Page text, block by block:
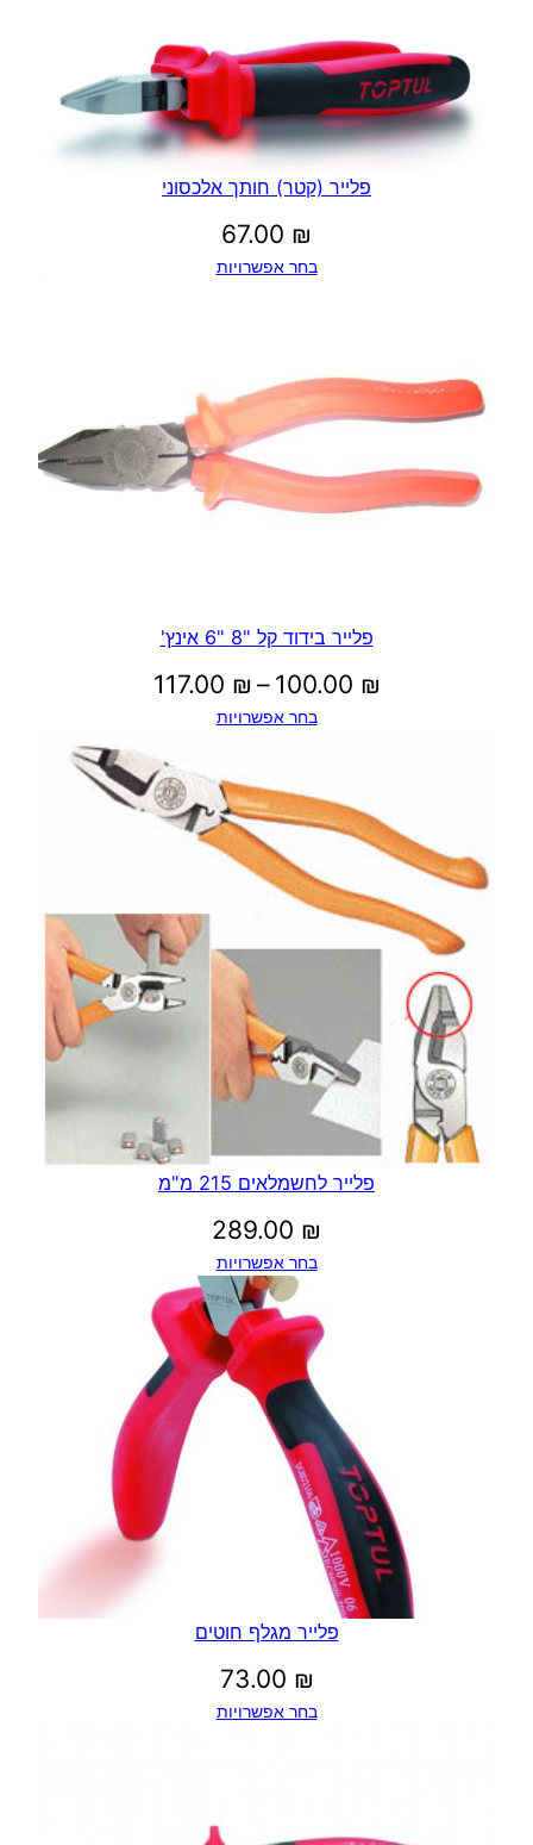
פלייר (קטר) חותך אלכסוני
67.00 ₪
בחר אפשרויות
פלייר בידוד קל "8 "6 אינץ'
100.00 ₪
–
117.00 ₪
עד
בחר אפשרויות
פלייר לחשמלאים 215 מ"מ
289.00 ₪
בחר אפשרויות
פלייר מגלף חוטים
73.00 ₪
בחר אפשרויות